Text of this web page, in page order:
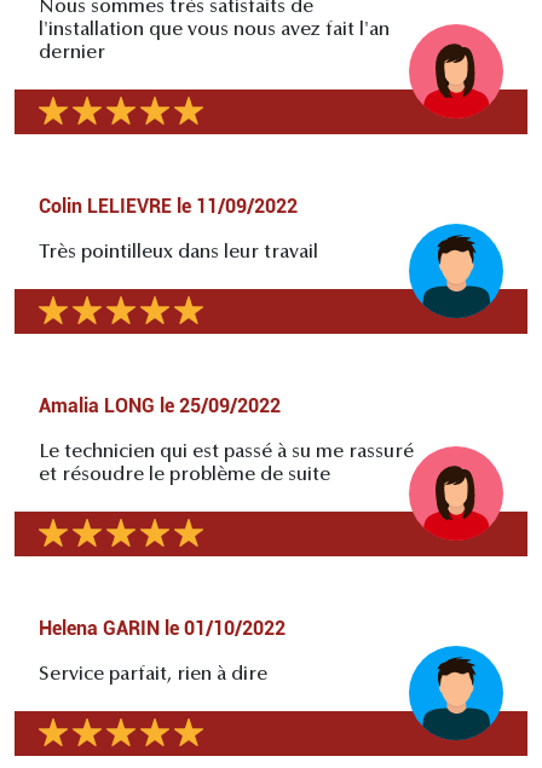
Nous sommes très satisfaits de
l'installation que vous nous avez fait l'an
dernier
Colin LELIEVRE le 11/09/2022
Très pointilleux dans leur travail
Amalia LONG le 25/09/2022
Le technicien qui est passé à su me rassuré
et résoudre le problème de suite
Helena GARIN le 01/10/2022
Service parfait, rien à dire